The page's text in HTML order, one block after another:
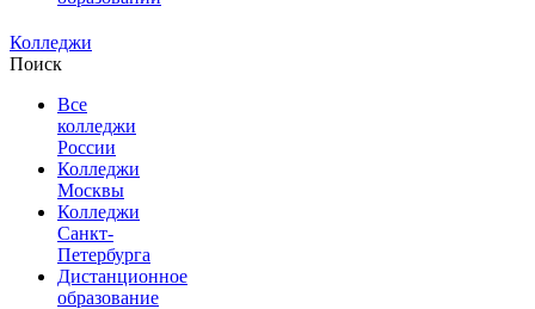
Колледжи
Поиск
Все
колледжи
России
Колледжи
Москвы
Колледжи
Санкт-
Петербурга
Дистанционное
образование